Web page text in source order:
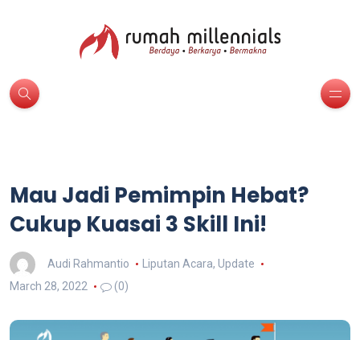
Mau Jadi Pemimpin Hebat?
Cukup Kuasai 3 Skill Ini!
Audi Rahmantio Liputan Acara, Update
March 28, 2022
(0)